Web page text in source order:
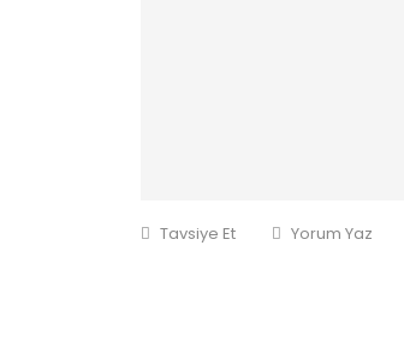
Tavsiye Et Yorum Yaz